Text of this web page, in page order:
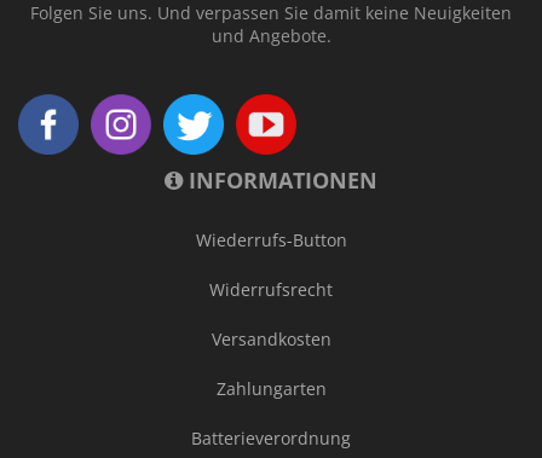
Folgen Sie uns. Und verpassen Sie damit keine Neuigkeiten
und Angebote.
INFORMATIONEN
Wiederrufs-Button
Widerrufsrecht
Versandkosten
Zahlungarten
Batterieverordnung